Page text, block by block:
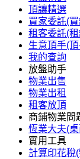
頂讓精選
買家委託(
租客委託(
生意頂手(
我的查詢
放盤助手
物業出售
物業出租
租客放頂
商鋪物業問
恆業大夫(
實用工具
計算印花稅